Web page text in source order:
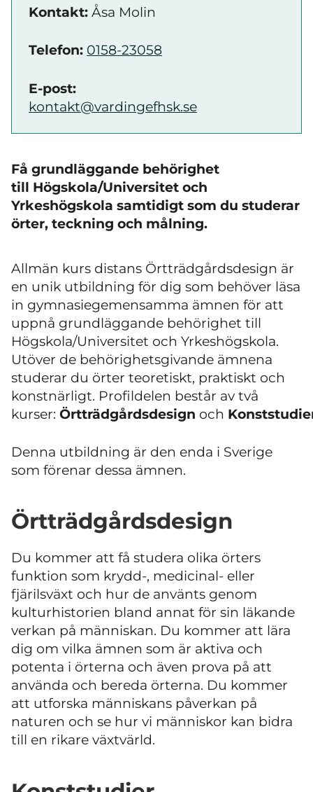
Kontakt: Åsa Molin
Telefon: 0158-23058
E-post:
kontakt@vardingefhsk.se
Få grundläggande behörighet
till Högskola/Universitet och
Yrkeshögskola samtidigt som du studerar
örter, teckning och målning.
Allmän kurs distans Örtträdgårdsdesign är
en unik utbildning för dig som behöver läsa
in gymnasiegemensamma ämnen för att
uppnå grundläggande behörighet till
Högskola/Universitet och Yrkeshögskola.
Utöver de behörighetsgivande ämnena
studerar du örter teoretiskt, praktiskt och
konstnärligt. Profildelen består av två
kurser: Örtträdgårdsdesign och
Denna utbildning är den enda i Sverige
som förenar dessa ämnen.
Örtträdgårdsdesign
Du kommer att få studera olika örters
funktion som krydd-, medicinal- eller
fjärilsväxt och hur de använts genom
kulturhistorien bland annat för sin läkande
verkan på människan. Du kommer att lära
dig om vilka ämnen som är aktiva och
potenta i örterna och även prova på att
använda och bereda örterna. Du kommer
att utforska människans påverkan på
naturen och se hur vi människor kan bidra
till en rikare växtvärld.